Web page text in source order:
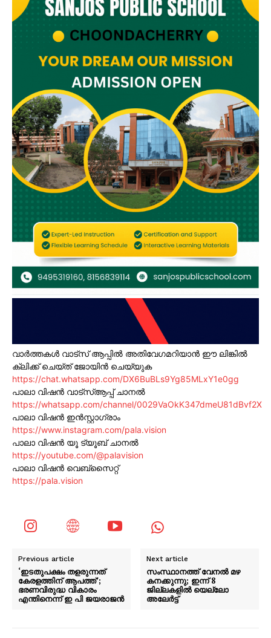
വാർത്തകൾ വാട്സ് ആപ്പിൽ അതിവേഗമറിയാൻ ഈ ലിങ്കിൽ
ക്ലിക്ക് ചെയ്ത് ജോയിൻ ചെയ്യുക
https://chat.whatsapp.com/DX6BuBLs9Yg85MLxY1e0gg
പാലാ വിഷൻ വാട്സ്ആപ്പ് ചാനൽ
https://whatsapp.com/channel/0029VaOkK347dmeU81dBvf2X
പാലാ വിഷൻ ഇൻസ്റ്റാഗ്രാം
https://www.instagram.com/pala.vision
പാലാ വിഷൻ യൂ ട്യൂബ് ചാനൽ
https://youtube.com/@palavision
പാലാ വിഷൻ വെബ്സൈറ്റ്
https://pala.vision
Previous article
‘ഇടതുപക്ഷം തളരുന്നത്
കേരളത്തിന് ആപത്ത്’;
ഭരണവിരുദ്ധ വികാരം
എന്തിനെന്ന് ഇ പി ജയരാജൻ
Next article
സംസ്ഥാനത്ത് വേനൽ മഴ
കനക്കുന്നു; ഇന്ന് 8
ജില്ലകളിൽ യെല്ലോ
അലേർട്ട്